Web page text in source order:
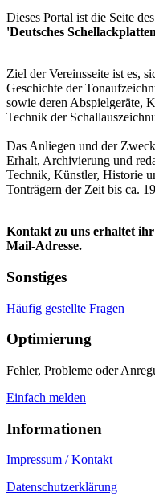
Dieses Portal ist die Seite
'Deutsches
Ziel der Vereinsseite ist es,
Geschichte der
sowie deren Abspielgeräte,
Technik der
Das Anliegen und der
Erhalt, Archivierung und
Technik, Künstler, Historie
Tonträgern der Zeit bis ca.
Kontakt zu uns erhaltet
Mail-Adresse.
Sonstiges
Häufig gestellte Fragen
Optimierung
Fehler, Probleme oder
Einfach melden
Informationen
Impressum / Kontakt
Datenschutzerklärung